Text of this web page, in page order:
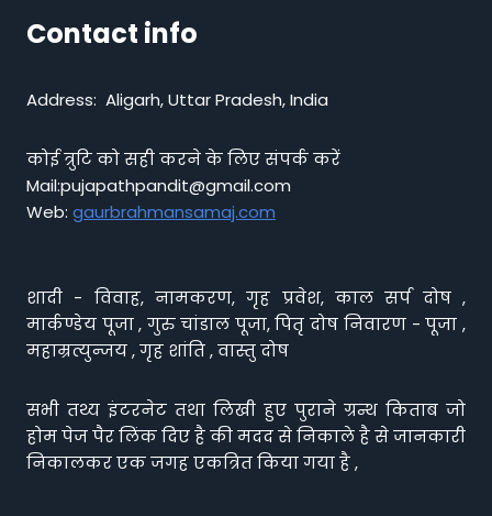
Contact info
Address: Aligarh, Uttar Pradesh, India
कोई त्रुटि को सही करने के लिए संपर्क करें
Mail:pujapathpandit@gmail.com
Web: gaurbrahmansamaj.com
शादी - विवाह, नामकरण, गृह प्रवेश, काल सर्प दोष ,
मार्कण्डेय पूजा , गुरु चांडाल पूजा, पितृ दोष निवारण - पूजा ,
महाम्रत्युन्जय , गृह शांति , वास्तु दोष
सभी तथ्य इंटरनेट तथा लिखी हुए पुराने ग्रन्थ किताब जो
होम पेज पैर लिंक दिए है की मदद से निकाले है से जानकारी
निकालकर एक जगह एकत्रित किया गया है ,